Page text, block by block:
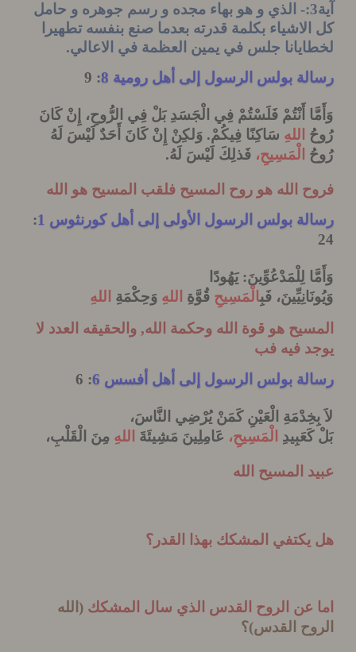
آية3:- الذي و هو بهاء مجده و رسم جوهره و حامل
بكلمة قدرته بعدما صنع بنفسه تطهيرا
جلس في يمين العظمة في الاعالي.
بولس الرسول إلى أهل رومية 8
: 9
أَنْتُمْ فَلَسْتُمْ فِي الْجَسَدِ بَلْ فِي الرُّوحِ، إِنْ كَانَ
اللهِ سَاكِنًا فِيكُمْ. وَلكِنْ إِنْ كَانَ أَحَدٌ لَيْسَ لَهُ
الْمَسِيحِ، فَذلِكَ لَيْسَ لَهُ.
الله هو روح المسيح فلقب المسيح هو الله
بولس الرسول الأولى إلى أهل كورنثوس 1 :
لِلْمَدْعُوِّينَ: يَهُودًا
فَبِالْمَسِيحِ قُوَّةِ اللهِ وَحِكْمَةِ اللهِ
هو قوة الله وحكمة الله, والحقيقه العدد لا
فيه فب
بولس الرسول إلى أهل أفسس 6 : 6
الْعَيْنِ كَمَنْ يُرْضِي النَّاسَ،
كَعَبِيدِ الْمَسِيحِ، عَامِلِينَ مَشِيئَةَ اللهِ مِنَ الْقَلْبِ،
المسيح الله
المشكك بهذا القدر؟
عن الروح القدس الذي سال المشكك(الله
القدس)؟